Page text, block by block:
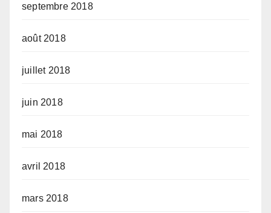
septembre 2018
août 2018
juillet 2018
juin 2018
mai 2018
avril 2018
mars 2018